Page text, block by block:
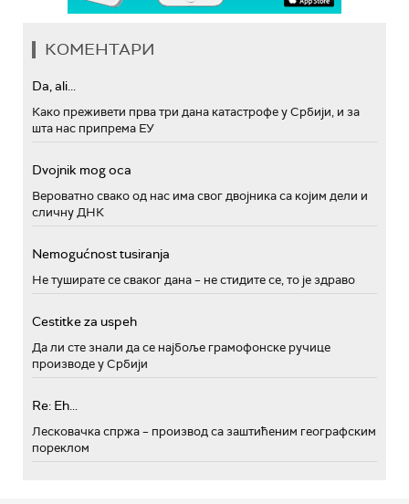
КОМЕНТАРИ
Da, ali...
Како преживети прва три дана катастрофе у Србији, и за
шта нас припрема ЕУ
Dvojnik mog oca
Вероватно свако од нас има свог двојника са којим дели и
сличну ДНК
Nemogućnost tusiranja
Не туширате се сваког дана – не стидите се, то је здраво
Cestitke za uspeh
Да ли сте знали да се најбоље грамофонске ручице
производе у Србији
Re: Eh...
Лесковачка спржа – производ са заштићеним географским
пореклом